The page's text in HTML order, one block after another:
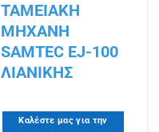
ΤΑΜΕΙΑΚΗ
ΜΗΧΑΝΗ
SAMTEC EJ-100
ΛΙΑΝΙΚΗΣ
Καλέστε μας για την